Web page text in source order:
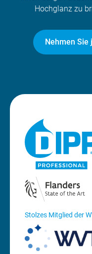
Hochglanz zu
Nehmen Sie
Stolzes Mitglied der